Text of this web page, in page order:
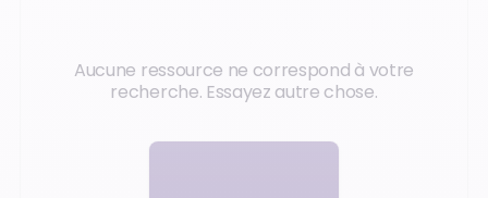
Aucune ressource ne correspond à votre
recherche. Essayez autre chose.